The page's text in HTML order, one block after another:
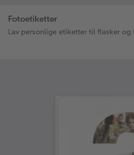
Fotoetiketter
Lav personlige etiketter til flasker